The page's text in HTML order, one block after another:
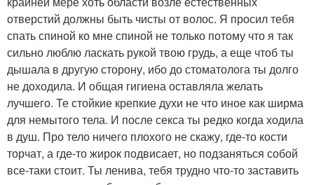
отверстий должны быть чисты от волос. Я просил тебя
спать спиной ко мне спиной не только потому что я так
сильно люблю ласкать рукой твою грудь, а еще чтоб ты
дышала в другую сторону, ибо до стоматолога ты долго
не доходила. И общая гигиена оставляла желать
лучшего. Те стойкие крепкие духи не что иное как ширма
для немытого тела. И после секса ты редко когда ходила
в душ. Про тело ничего плохого не скажу, где-то кости
торчат, а где-то жирок подвисает, но подзаняться собой
все-таки стоит. Ты ленива, тебя трудно что-то заставить